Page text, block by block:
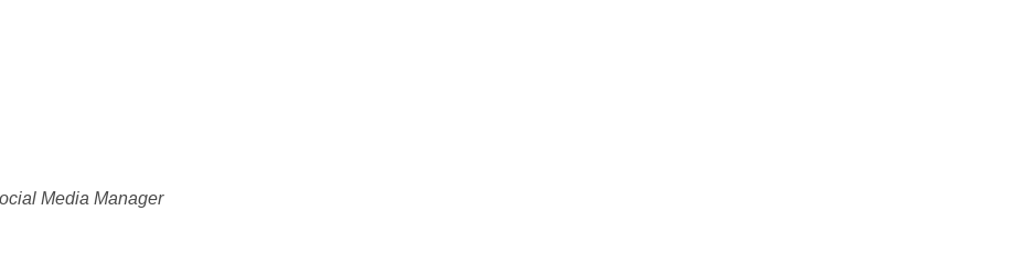
Media Manager